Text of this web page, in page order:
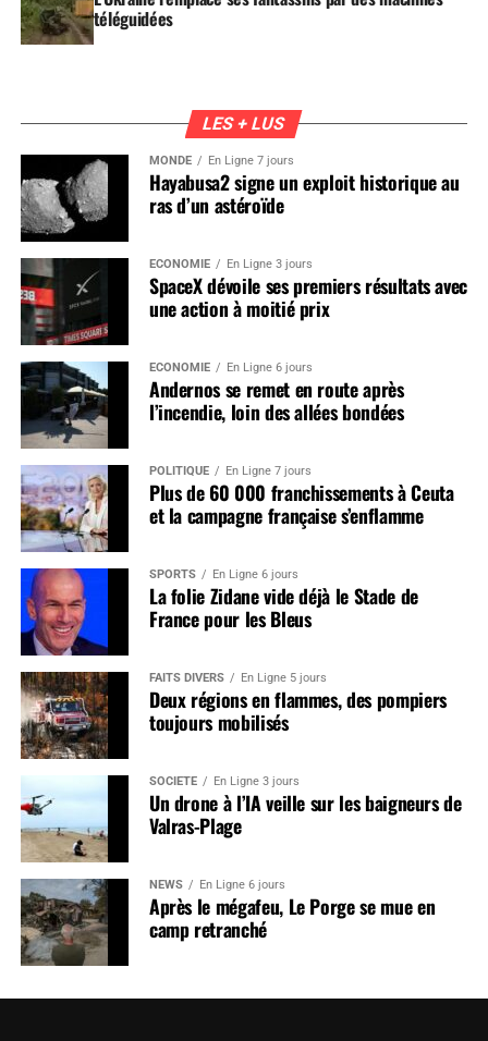
téléguidées
LES + LUS
MONDE En Ligne 7 jours
Hayabusa2 signe un exploit historique au
ras d’un astéroïde
ÉCONOMIE En Ligne 3 jours
SpaceX dévoile ses premiers résultats avec
une action à moitié prix
ÉCONOMIE En Ligne 6 jours
Andernos se remet en route après
l’incendie, loin des allées bondées
POLITIQUE En Ligne 7 jours
Plus de 60 000 franchissements à Ceuta
et la campagne française s’enflamme
SPORTS En Ligne 6 jours
La folie Zidane vide déjà le Stade de
France pour les Bleus
FAITS DIVERS En Ligne 5 jours
Deux régions en flammes, des pompiers
toujours mobilisés
SOCIÉTÉ En Ligne 3 jours
Un drone à l’IA veille sur les baigneurs de
Valras-Plage
NEWS En Ligne 6 jours
Après le mégafeu, Le Porge se mue en
camp retranché